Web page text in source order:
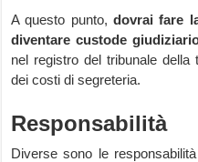
A questo punto, dovrai fare
diventare custode
nel registro del tribunale
dei costi di segreteria.
Responsabilità
Diverse sono le